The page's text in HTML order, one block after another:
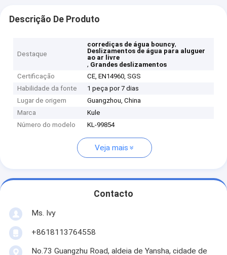
Descrição De Produto
Destaque
corrediças de água bouncy,
Deslizamentos de água para aluguer
ao ar livre
, Grandes deslizamentos
Certificação
CE, EN14960, SGS
Habilidade da fonte
1 peça por 7 dias
Lugar de origem
Guangzhou, China
Marca
Kule
Número do modelo
KL-99854
Veja mais
Contacto
Ms. Ivy
+8618113764558
No.73 Guangzhu Road, aldeia de Yansha, cidade de